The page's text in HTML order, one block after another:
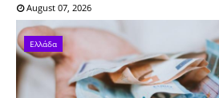
August 07, 2026
Ελλάδα